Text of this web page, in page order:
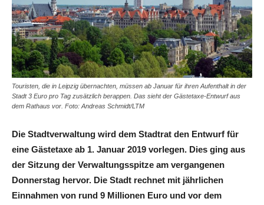
Touristen, die in Leipzig übernachten, müssen ab Januar für ihren Aufenthalt in der
Stadt 3 Euro pro Tag zusätzlich berappen. Das sieht der Gästetaxe-Entwurf aus
dem Rathaus vor. Foto: Andreas Schmidt/LTM
Die Stadtverwaltung wird dem Stadtrat den Entwurf für
eine Gästetaxe ab 1. Januar 2019 vorlegen. Dies ging aus
der Sitzung der Verwaltungsspitze am vergangenen
Donnerstag hervor. Die Stadt rechnet mit jährlichen
Einnahmen von rund 9 Millionen Euro und vor dem